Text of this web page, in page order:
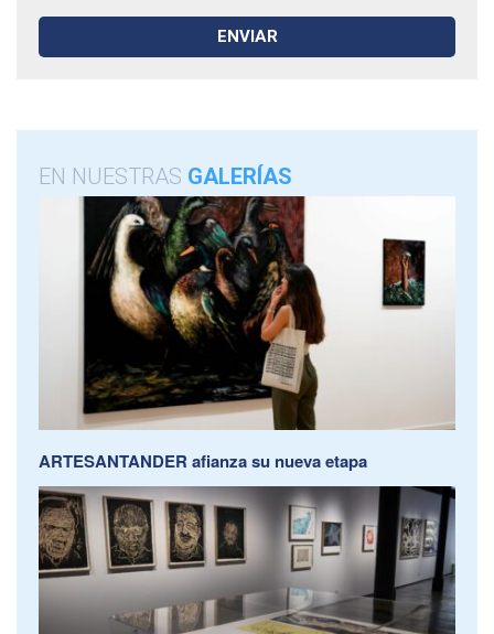
EN NUESTRAS GALERÍAS
ARTESANTANDER afianza su nueva etapa